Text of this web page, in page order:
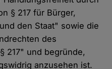
§ 217 für Bürger,
den Staat" sowie die
des
217" und begründe,
anzusehen ist.